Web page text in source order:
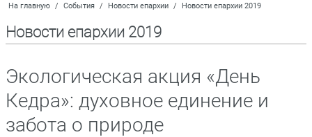
На главную / События / Новости епархии / Новости епархии 2019
Новости епархии 2019
Экологическая акция «День
Кедра»: духовное единение и
забота о природе